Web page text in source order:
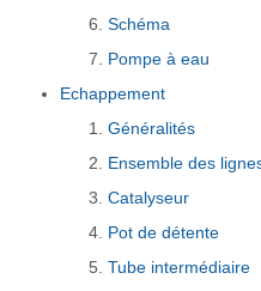
Schéma
Pompe à eau
Echappement
Généralités
Ensemble des
Catalyseur
Pot de détente
Tube intermédiaire